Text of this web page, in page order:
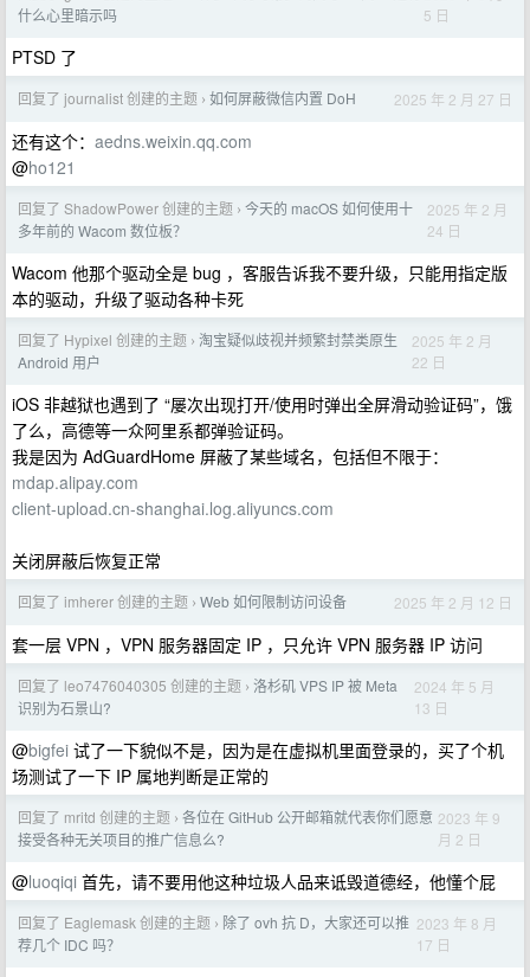
什么心里暗示吗
5 日
PTSD 了
回复了 journalist 创建的主题 › 如何屏蔽微信内置 DoH 2025 年 2 月 27 日
还有这个： aedns.weixin.qq.com
@ho121
回复了 ShadowPower 创建的主题 › 今天的 macOS 如何使用十
多年前的 Wacom 数位板？
2025 年 2 月
24 日
Wacom 他那个驱动全是 bug ，客服告诉我不要升级，只能用指定版
本的驱动，升级了驱动各种卡死
回复了 Hypixel 创建的主题 › 淘宝疑似歧视并频繁封禁类原生
Android 用户
2025 年 2 月
22 日
iOS 非越狱也遇到了 “屡次出现打开/使用时弹出全屏滑动验证码”，饿
了么，高德等一众阿里系都弹验证码。
我是因为 AdGuardHome 屏蔽了某些域名，包括但不限于：
mdap.alipay.com
client-upload.cn-shanghai.log.aliyuncs.com
关闭屏蔽后恢复正常
回复了 imherer 创建的主题 › Web 如何限制访问设备 2025 年 2 月 12 日
套一层 VPN ，VPN 服务器固定 IP ，只允许 VPN 服务器 IP 访问
回复了 leo7476040305 创建的主题 › 洛杉矶 VPS IP 被 Meta
识别为石景山?
2024 年 5 月
13 日
@bigfei 试了一下貌似不是，因为是在虚拟机里面登录的，买了个机
场测试了一下 IP 属地判断是正常的
回复了 mritd 创建的主题 › 各位在 GitHub 公开邮箱就代表你们愿意
接受各种无关项目的推广信息么?
2023 年 9
月 2 日
@luoqiqi 首先，请不要用他这种垃圾人品来诋毁道德经，他懂个屁
回复了 Eaglemask 创建的主题 › 除了 ovh 抗 D，大家还可以推
荐几个 IDC 吗？
2023 年 8 月
17 日